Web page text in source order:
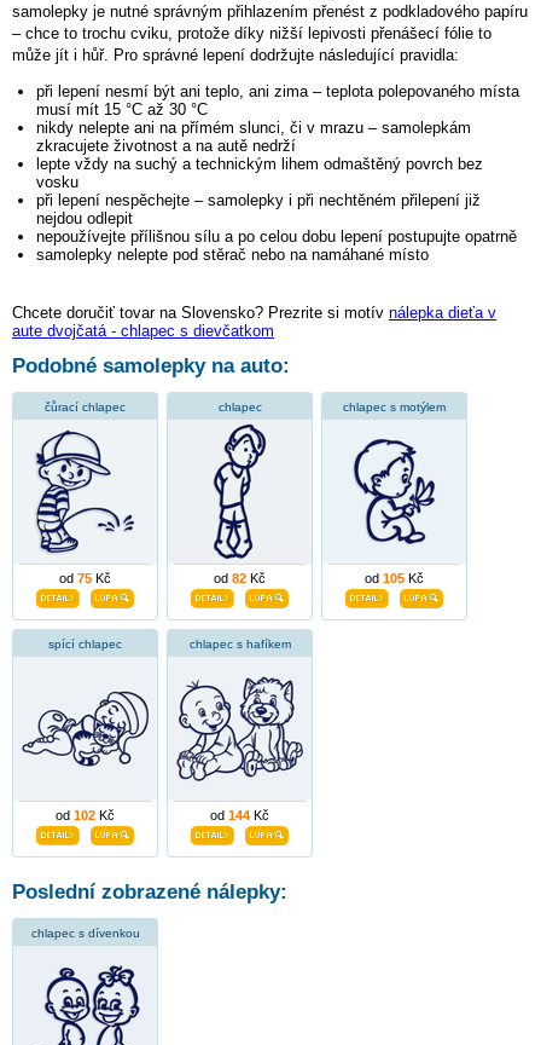
samolepky je nutné správným přihlazením přenést z podkladového papíru
– chce to trochu cviku, protože díky nižší lepivosti přenášecí fólie to
může jít i hůř. Pro správné lepení dodržujte následující pravidla:
při lepení nesmí být ani teplo, ani zima – teplota polepovaného místa
musí mít 15 °C až 30 °C
nikdy nelepte ani na přímém slunci, či v mrazu – samolepkám
zkracujete životnost a na autě nedrží
lepte vždy na suchý a technickým lihem odmaštěný povrch bez
vosku
při lepení nespěchejte – samolepky i při nechtěném přilepení již
nejdou odlepit
nepoužívejte přílišnou sílu a po celou dobu lepení postupujte opatrně
samolepky nelepte pod stěrač nebo na namáhané místo
Chcete doručiť tovar na Slovensko? Prezrite si motív nálepka dieťa v
aute dvojčatá - chlapec s dievčatkom
Podobné samolepky na auto:
čůrací chlapec
od 75 Kč
chlapec
od 82 Kč
chlapec s motýlem
od 105 Kč
spící chlapec
od 102 Kč
chlapec s hafíkem
od 144 Kč
Poslední zobrazené nálepky:
chlapec s dívenkou